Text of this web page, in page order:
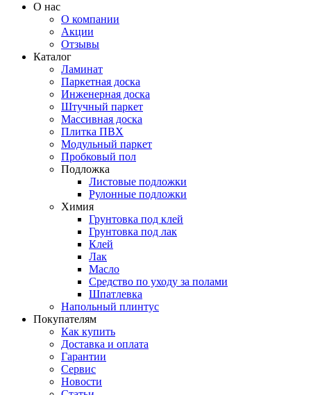
О нас
О компании
Акции
Отзывы
Каталог
Ламинат
Паркетная доска
Инженерная доска
Штучный паркет
Массивная доска
Плитка ПВХ
Модульный паркет
Пробковый пол
Подложка
Листовые подложки
Рулонные подложки
Химия
Грунтовка под клей
Грунтовка под лак
Клей
Лак
Масло
Средство по уходу за полами
Шпатлевка
Напольный плинтус
Покупателям
Как купить
Доставка и оплата
Гарантии
Сервис
Новости